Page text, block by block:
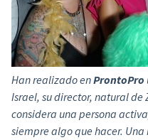
Han realizado enProntoPro
Israel, su director, natural de
considera una persona
siempre algo que hacer.